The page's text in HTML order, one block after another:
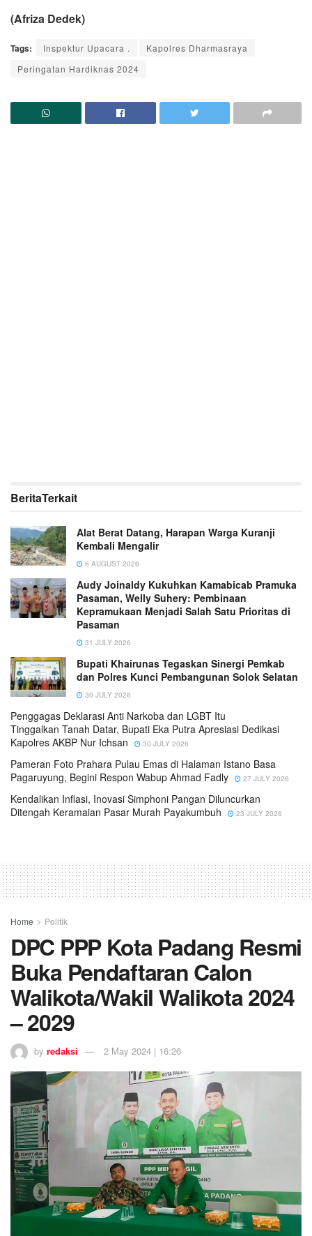
(Afriza Dedek)
Tags: Inspektur Upacara .
Kapolres Dharmasraya
Peringatan Hardiknas 2024
BeritaTerkait
Alat Berat Datang, Harapan Warga Kuranji
Kembali Mengalir
6 AUGUST 2026
Audy Joinaldy Kukuhkan Kamabicab Pramuka
Pasaman, Welly Suhery: Pembinaan
Kepramukaan Menjadi Salah Satu Prioritas di
Pasaman
31 JULY 2026
Bupati Khairunas Tegaskan Sinergi Pemkab
dan Polres Kunci Pembangunan Solok Selatan
30 JULY 2026
Penggagas Deklarasi Anti Narkoba dan LGBT Itu
Tinggalkan Tanah Datar, Bupati Eka Putra Apresiasi Dedikasi
Kapolres AKBP Nur Ichsan
30 JULY 2026
Pameran Foto Prahara Pulau Emas di Halaman Istano Basa
Pagaruyung, Begini Respon Wabup Ahmad Fadly
27 JULY 2026
Kendalikan Inflasi, Inovasi Simphoni Pangan Diluncurkan
Ditengah Keramaian Pasar Murah Payakumbuh
23 JULY 2026
Home Politik
DPC PPP Kota Padang Resmi
Buka Pendaftaran Calon
Walikota/Wakil Walikota 2024
– 2029
by redaksi 2 May 2024 | 16:26